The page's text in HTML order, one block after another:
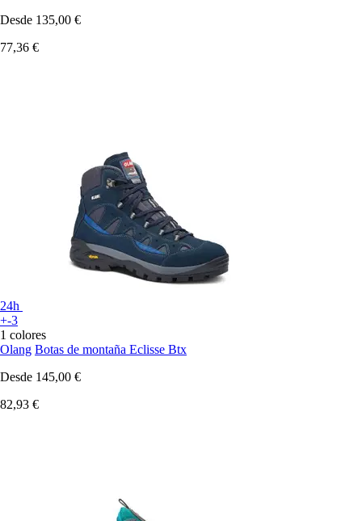
Desde 135,00 €
77,36 €
24h
+-3
1 colores
Olang Botas de montaña Eclisse Btx
Desde 145,00 €
82,93 €